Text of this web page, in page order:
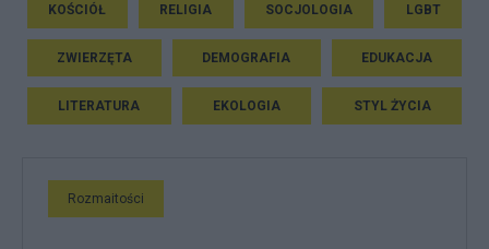
KOŚCIÓŁ RELIGIA SOCJOLOGIA LGBT
ZWIERZĘTA DEMOGRAFIA EDUKACJA
LITERATURA EKOLOGIA STYL ŻYCIA
Rozmaitości